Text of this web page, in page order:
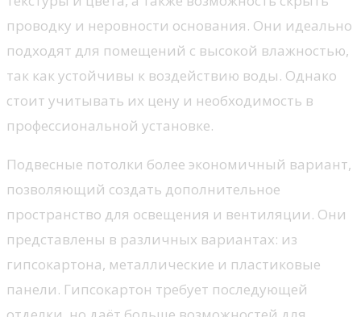
проводку и неровности основания. Они идеально
подходят для помещений с высокой влажностью,
так как устойчивы к воздействию воды. Однако
стоит учитывать их цену и необходимость в
профессиональной установке.
Подвесные потолки более экономичный вариант,
позволяющий создать дополнительное
пространство для освещения и вентиляции. Они
представлены в различных вариантах: из
гипсокартона, металлические и пластиковые
панели. Гипсокартон требует последующей